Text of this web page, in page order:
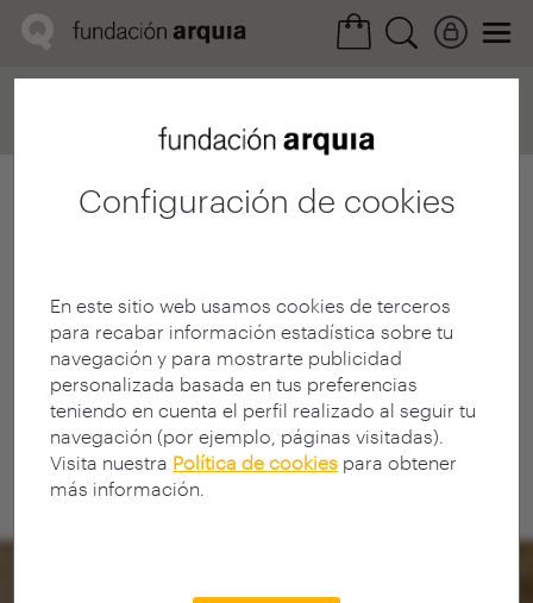
Configuración de cookies
En este sitio web usamos cookies de terceros
para recabar información estadística sobre tu
navegación y para mostrarte publicidad
personalizada basada en tus preferencias
teniendo en cuenta el perfil realizado al seguir tu
navegación (por ejemplo, páginas visitadas).
Visita nuestra Política de cookies para obtener
más información.
Ficha realización